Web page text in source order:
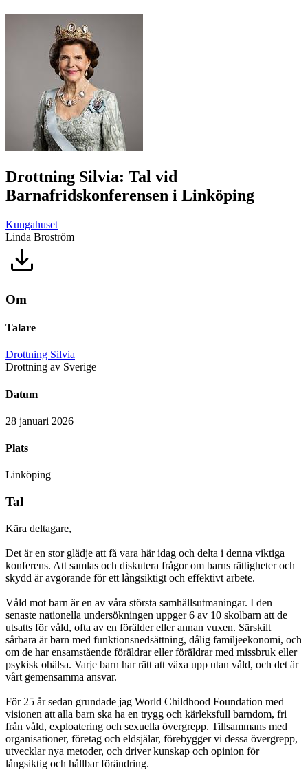
Drottning Silvia: Tal vid
Barnafridskonferensen i Linköping
Kungahuset
Linda Broström
Om
Talare
Drottning Silvia
Drottning av Sverige
Datum
28 januari 2026
Plats
Linköping
Tal
Kära deltagare,
Det är en stor glädje att få vara här idag och delta i denna viktiga
konferens. Att samlas och diskutera frågor om barns rättigheter och
skydd är avgörande för ett långsiktigt och effektivt arbete.
Våld mot barn är en av våra största samhällsutmaningar. I den
senaste nationella undersökningen uppger 6 av 10 skolbarn att de
utsatts för våld, ofta av en förälder eller annan vuxen. Särskilt
sårbara är barn med funktionsnedsättning, dålig familjeekonomi, och
om de har ensamstående föräldrar eller föräldrar med missbruk eller
psykisk ohälsa. Varje barn har rätt att växa upp utan våld, och det är
vårt gemensamma ansvar.
För 25 år sedan grundade jag World Childhood Foundation med
visionen att alla barn ska ha en trygg och kärleksfull barndom, fri
från våld, exploatering och sexuella övergrepp. Tillsammans med
organisationer, företag och eldsjälar, förebygger vi dessa övergrepp,
utvecklar nya metoder, och driver kunskap och opinion för
långsiktig och hållbar förändring.